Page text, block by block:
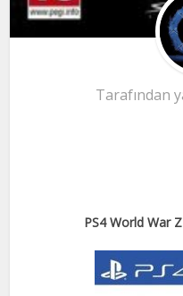
Tarafından
PS4 World War